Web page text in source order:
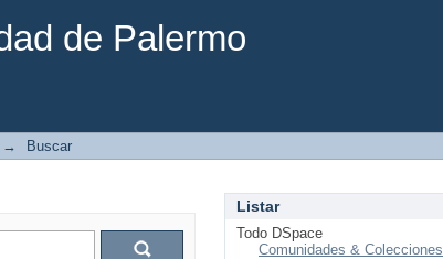
de Palermo
→ Buscar
Listar
Todo DSpace
Comunidades & Colecciones